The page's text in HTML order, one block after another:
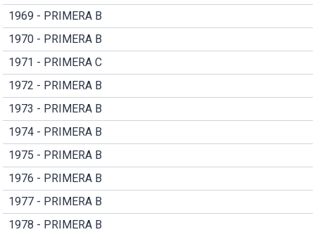
1969 - PRIMERA B
1970 - PRIMERA B
1971 - PRIMERA C
1972 - PRIMERA B
1973 - PRIMERA B
1974 - PRIMERA B
1975 - PRIMERA B
1976 - PRIMERA B
1977 - PRIMERA B
1978 - PRIMERA B